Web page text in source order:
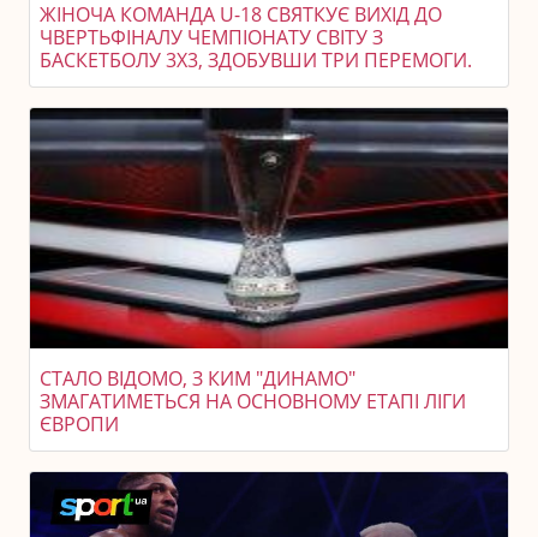
ЖІНОЧА КОМАНДА U-18 СВЯТКУЄ ВИХІД ДО
ЧВЕРТЬФІНАЛУ ЧЕМПІОНАТУ СВІТУ З
БАСКЕТБОЛУ 3X3, ЗДОБУВШИ ТРИ ПЕРЕМОГИ.
СТАЛО ВІДОМО, З КИМ "ДИНАМО"
ЗМАГАТИМЕТЬСЯ НА ОСНОВНОМУ ЕТАПІ ЛІГИ
ЄВРОПИ